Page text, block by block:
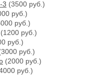
3 (3500 руб.)
руб.)
руб.)
(1200 руб.)
руб.)
руб.)
(2000 руб.)
руб.)